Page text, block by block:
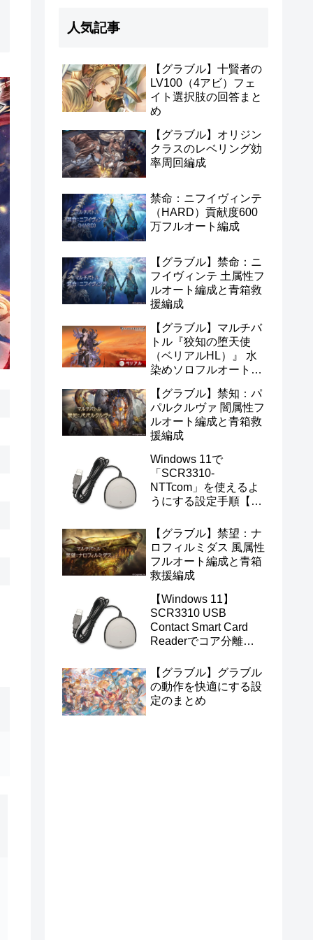
人気記事
【グラブル】十賢者の
LV100（4アビ）フェ
イト選択肢の回答まと
め
【グラブル】オリジン
クラスのレベリング効
率周回編成
禁命：ニフイヴィンテ
（HARD）貢献度600
万フルオート編成
【グラブル】禁命：ニ
フイヴィンテ 土属性フ
ルオート編成と青箱救
援編成
【グラブル】マルチバ
トル『狡知の堕天使
（ベリアルHL）』 水
染めソロフルオート編
【グラブル】禁知：パ
パルクルヴァ 闇属性フ
ルオート編成と青箱救
援編成
Windows 11で
「SCR3310-
NTTcom」を使えるよ
うにする設定手順【マ
応】
【グラブル】禁望：ナ
ロフィルミダス 風属性
フルオート編成と青箱
救援編成
【Windows 11】
SCR3310 USB
Contact Smart Card
Readerでコア分離を
【グラブル】グラブル
の動作を快適にする設
定のまとめ